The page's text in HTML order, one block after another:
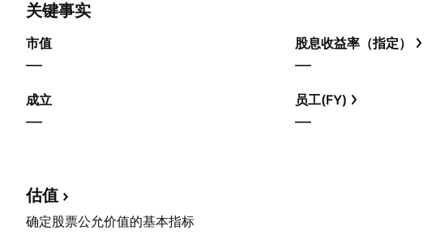
关键事实
市值
—
股息收益率（指定）
—
成立
—
员工(FY)
—
估值
确定股票公允价值的基本指标